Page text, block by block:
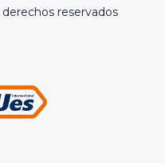
reservados